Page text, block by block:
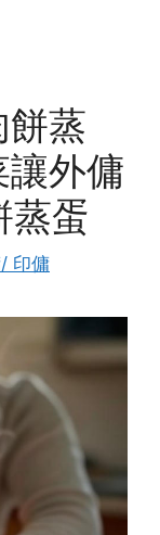
餅蒸
外傭
蒸蛋
印傭